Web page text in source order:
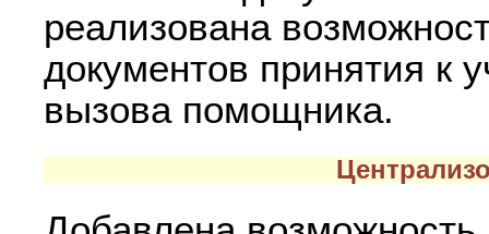
реализована
документов принятия к
вызова помощника.